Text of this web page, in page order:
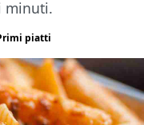
minuti.
piatti